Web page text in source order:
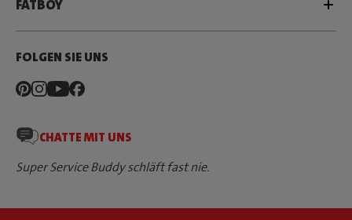
FATBOY
FOLGEN SIE UNS
CHATTE MIT UNS
Super Service Buddy schläft fast nie.